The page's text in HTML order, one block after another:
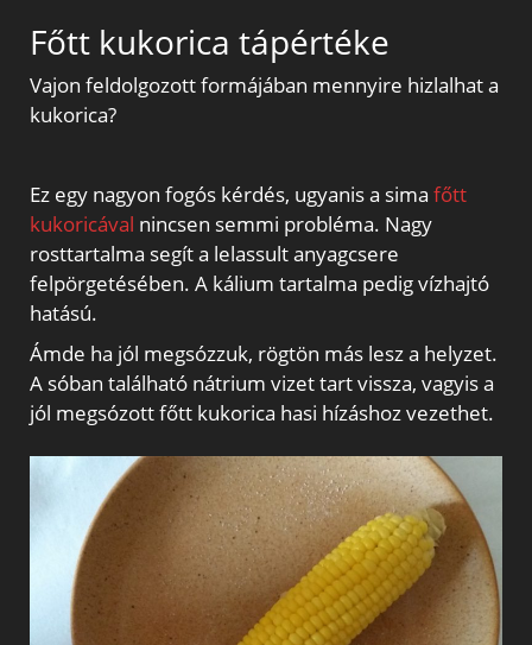
Főtt kukorica tápértéke
Vajon feldolgozott formájában mennyire hizlalhat a
kukorica?
Ez egy nagyon fogós kérdés, ugyanis a sima főtt
kukoricával nincsen semmi probléma. Nagy
rosttartalma segít a lelassult anyagcsere
felpörgetésében. A kálium tartalma pedig vízhajtó
hatású.
Ámde ha jól megsózzuk, rögtön más lesz a helyzet.
A sóban található nátrium vizet tart vissza, vagyis a
jól megsózott főtt kukorica hasi hízáshoz vezethet.